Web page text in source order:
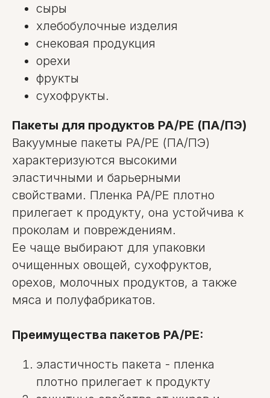
сыры
хлебобулочные изделия
снековая продукция
орехи
фрукты
сухофрукты.
Пакеты для продуктов PA/PE (ПА/ПЭ)
Вакуумные пакеты PA/PE (ПА/ПЭ)
характеризуются высокими
эластичными и барьерными
свойствами. Пленка PA/PE плотно
прилегает к продукту, она устойчива к
проколам и повреждениям.
Ее чаще выбирают для упаковки
очищенных овощей, сухофруктов,
орехов, молочных продуктов, а также
мяса и полуфабрикатов.
Преимущества пакетов PA/PE:
эластичность пакета - пленка
плотно прилегает к продукту